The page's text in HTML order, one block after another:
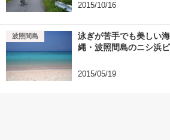
2015/10/16
泳ぎが苦手でも美しい
縄・波照間島のニシ浜
2015/05/19
波照間島